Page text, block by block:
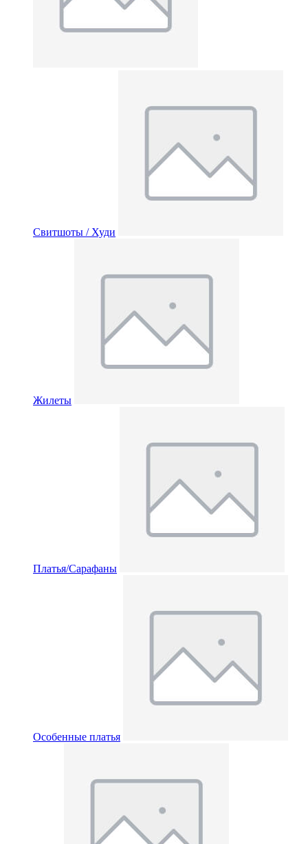
Свитшоты / Худи
Жилеты
Платья/Сарафаны
Особенные платья